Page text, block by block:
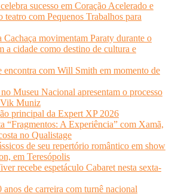
sucesso em Coração Acelerado e
teatro com Pequenos Trabalhos para
Cachaça movimentam Paraty durante o
a cidade como destino de cultura e
encontra com Will Smith em momento de
Museu Nacional apresentam o processo
Muniz
principal da Expert XP 2026
“Fragmentos: A Experiência” com Xamã,
no Qualistage
de seu repertório romântico em show
em Teresópolis
recebe espetáculo Cabaret nesta sexta-
de carreira com turnê nacional